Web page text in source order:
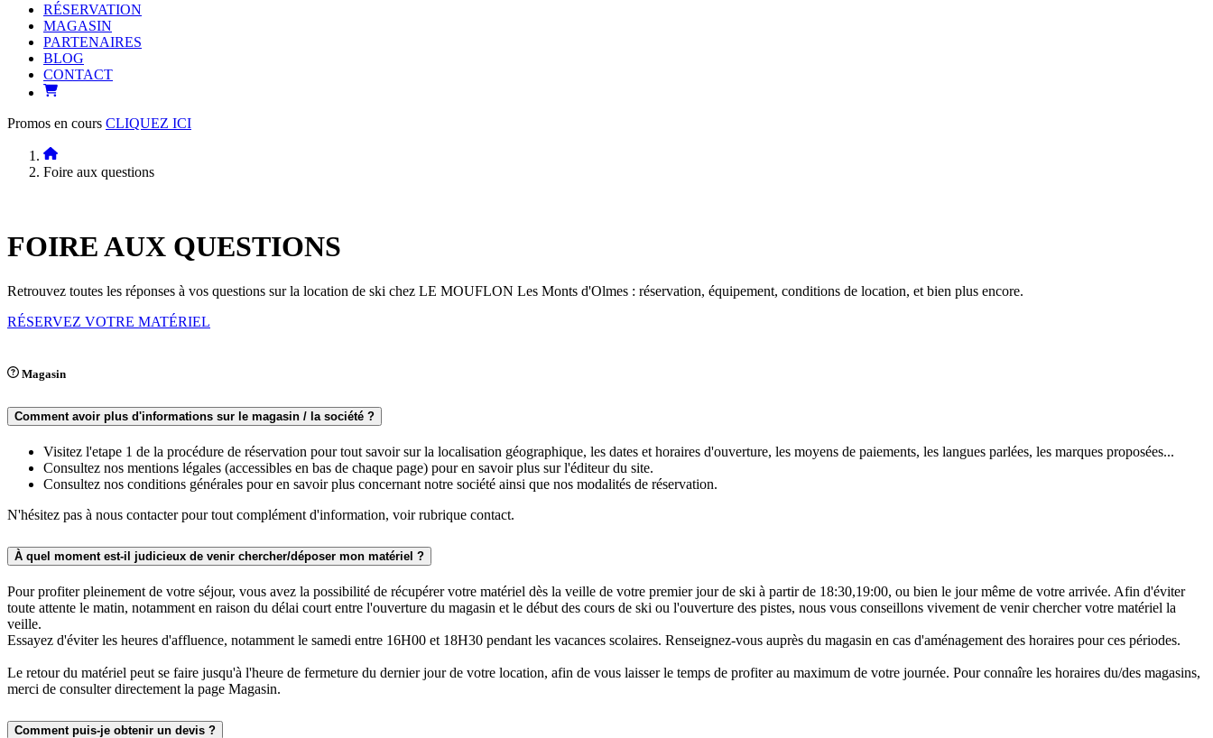
RÉSERVATION
MAGASIN
PARTENAIRES
BLOG
CONTACT
Promos en cours CLIQUEZ ICI
Foire aux questions
FOIRE AUX QUESTIONS
Retrouvez toutes les réponses à vos questions sur la location de ski chez LE MOUFLON Les Monts d'Olmes : réservation, équipement, conditions de location, et bien plus encore.
RÉSERVEZ VOTRE MATÉRIEL
Magasin
Comment avoir plus d'informations sur le magasin / la société ?
Visitez l'etape 1 de la procédure de réservation pour tout savoir sur la localisation géographique, les dates et horaires d'ouverture, les moyens de paiements, les langues parlées, les marques proposées...
Consultez nos mentions légales (accessibles en bas de chaque page) pour en savoir plus sur l'éditeur du site.
Consultez nos conditions générales pour en savoir plus concernant notre société ainsi que nos modalités de réservation.
N'hésitez pas à nous contacter pour tout complément d'information, voir rubrique contact.
À quel moment est-il judicieux de venir chercher/déposer mon matériel ?
Pour profiter pleinement de votre séjour, vous avez la possibilité de récupérer votre matériel dès la veille de votre premier jour de ski à partir de 18:30,19:00, ou bien le jour même de votre arrivée. Afin d'éviter
toute attente le matin, notamment en raison du délai court entre l'ouverture du magasin et le début des cours de ski ou l'ouverture des pistes, nous vous conseillons vivement de venir chercher votre matériel la
veille.
Essayez d'éviter les heures d'affluence, notamment le samedi entre 16H00 et 18H30 pendant les vacances scolaires. Renseignez-vous auprès du magasin en cas d'aménagement des horaires pour ces périodes.
Le retour du matériel peut se faire jusqu'à l'heure de fermeture du dernier jour de votre location, afin de vous laisser le temps de profiter au maximum de votre journée. Pour connaîre les horaires du/des magasins,
merci de consulter directement la page Magasin.
Comment puis-je obtenir un devis ?